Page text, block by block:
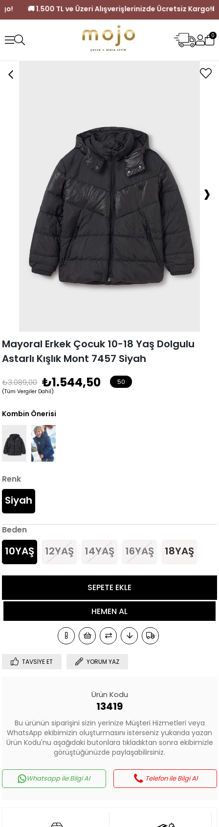
Kargo! 🚚 1.500 TL ve Üzeri Alışverişlerinizde Ücretsiz
0
›
Mayoral Erkek Çocuk 10-18 Yaş Dolgulu
Astarlı Kışlık Mont 7457 Siyah
₺3.089,00 ₺1.544,50
(Tüm Vergiler Dahil)
50
Kombin Önerisi
Renk
Siyah
Beden
10YAŞ 12YAŞ 14YAŞ 16YAŞ 18YAŞ
TAVSIYE ET YORUM YAZ
Ürün Kodu
13419
Bu ürünün siparişini sizin yerinize Müşteri Hizmetleri veya
WhatsApp ekibimizin oluşturmasını isterseniz yukarıda yazan
Ürün Kodu'nu aşağıdaki butonlara tıkladıktan sonra ekibimizle
görüştüğünüzde paylaşabilirsiniz.
Whatsapp ile Bilgi Al Telefon ile Bilgi Al